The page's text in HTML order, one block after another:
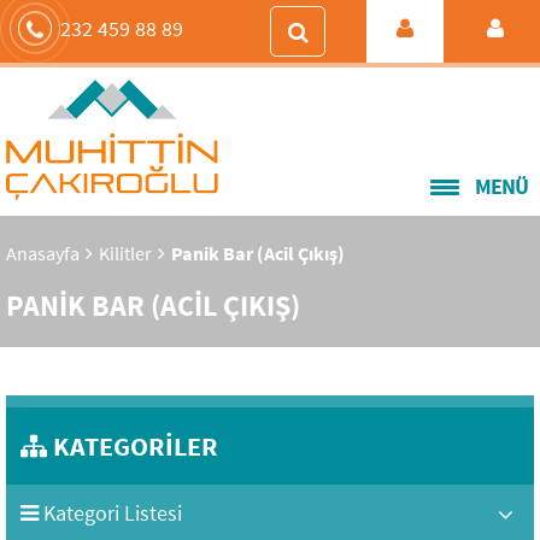
232 459 88 89
MENÜ
Anasayfa Kilitler Panik Bar (Acil Çıkış)
PANİK BAR (ACİL ÇIKIŞ)
KATEGORİLER
Kategori Listesi